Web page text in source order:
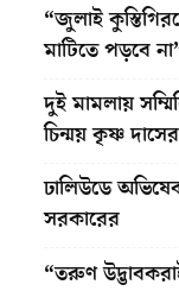
“জুলাই
মাটিতে পড়বে
দুই মামলায়
চিন্ময় কৃষ্ণ
ঢালিউডে
সরকারের
“তরুণ